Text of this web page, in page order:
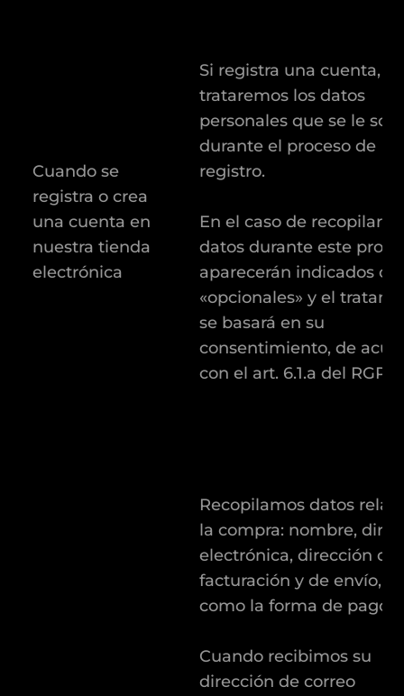
Cuando se
registra o crea
una cuenta en
nuestra tienda
electrónica
Si registra una cuenta,
trataremos los datos
personales que se le
durante el proceso de
registro.
En el caso de recopilar
datos durante este
aparecerán indicados
«opcionales» y el
se basará en su
consentimiento, de
con el art. 6.1.a del
Recopilamos datos
la compra: nombre,
electrónica, dirección de
facturación y de envío,
como la forma de pago.
Cuando recibimos su
dirección de correo